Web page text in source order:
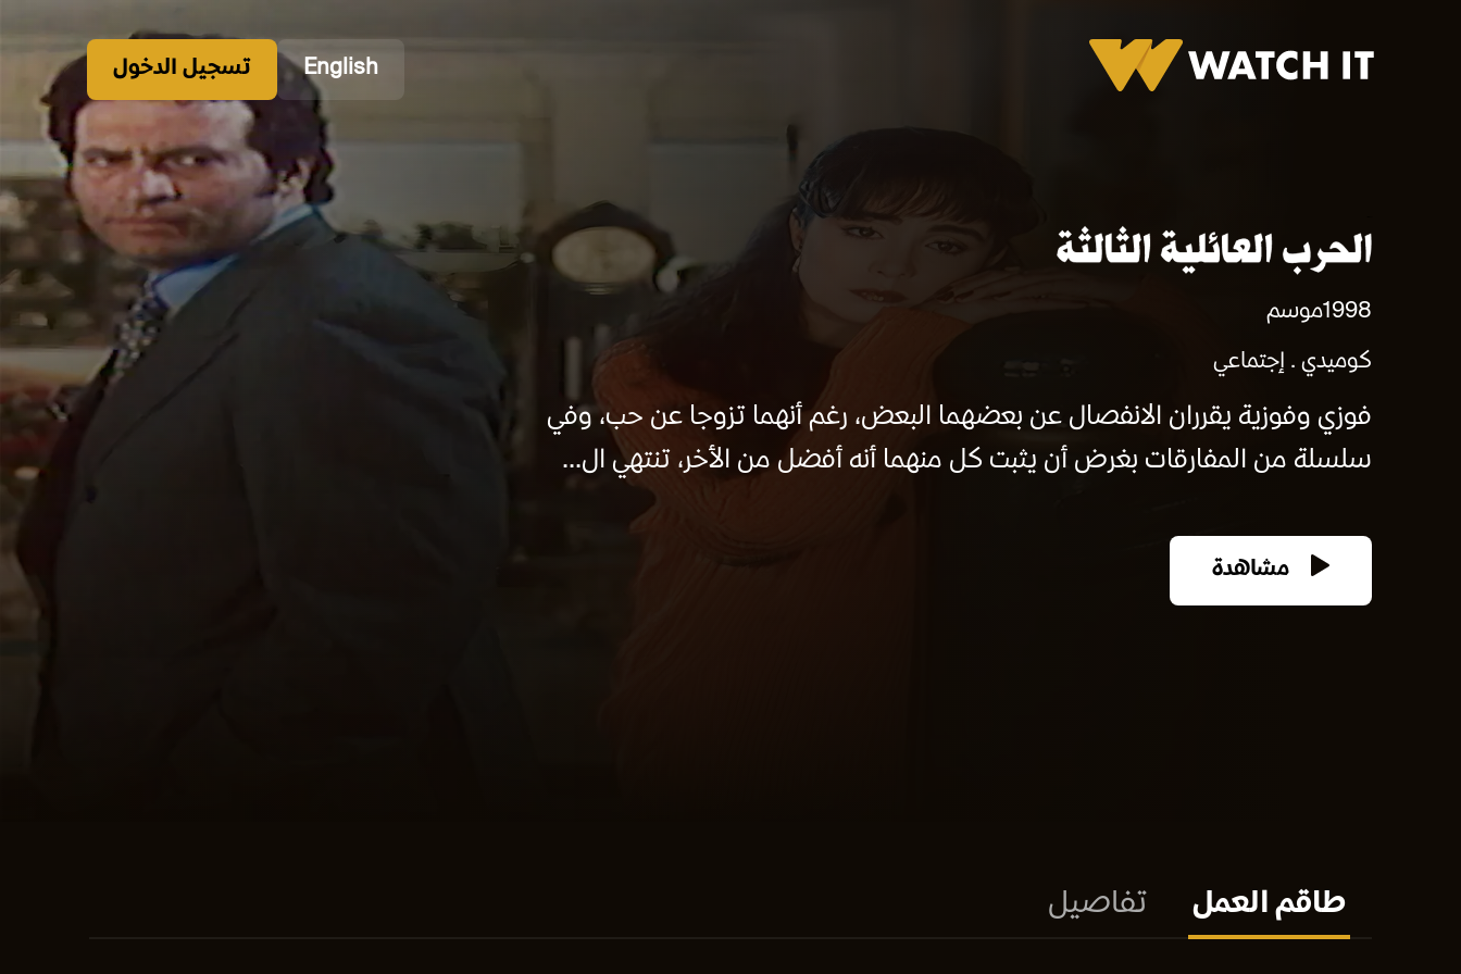
English تسجيل الدخول
1998موسم
كوميدي
إجتماعي
فوزي وفوزية يقرران الانفصال عن بعضهما البعض، رغم أنهما تزوجا عن حب، وفي
سلسلة من المفارقات بغرض أن يثبت كل منهما أنه أفضل من الأخر، تنتهي ال...
مشاهدة
طاقم العمل تفاصيل